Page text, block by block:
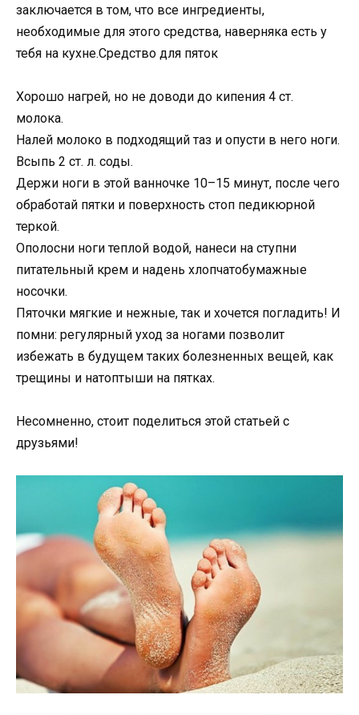
заключается в том, что все ингредиенты,
необходимые для этого средства, наверняка есть у
тебя на кухне.Средство для пяток
Хорошо нагрей, но не доводи до кипения 4 ст.
молока.
Налей молоко в подходящий таз и опусти в него ноги.
Всыпь 2 ст. л. соды.
Держи ноги в этой ванночке 10–15 минут, после чего
обработай пятки и поверхность стоп педикюрной
теркой.
Ополосни ноги теплой водой, нанеси на ступни
питательный крем и надень хлопчатобумажные
носочки.
Пяточки мягкие и нежные, так и хочется погладить! И
помни: регулярный уход за ногами позволит
избежать в будущем таких болезненных вещей, как
трещины и натоптыши на пятках.
Несомненно, стоит поделиться этой статьей с
друзьями!